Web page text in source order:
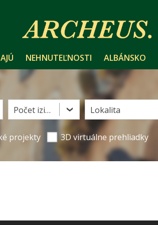
NEHNUTEĽNOSTI ALBÁNSKO
Počet izieb Lokalita
projekty 3D virtuálne prehliadky